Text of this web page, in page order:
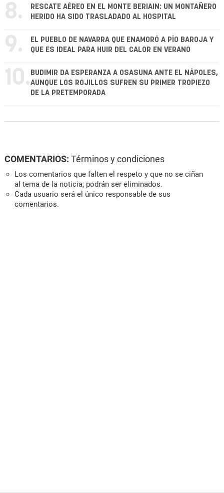
8.
RESCATE AÉREO EN EL MONTE BERIAIN: UN MONTAÑERO
HERIDO HA SIDO TRASLADADO AL HOSPITAL
9.
EL PUEBLO DE NAVARRA QUE ENAMORÓ A PÍO BAROJA Y
QUE ES IDEAL PARA HUIR DEL CALOR EN VERANO
10. BUDIMIR DA ESPERANZA A OSASUNA ANTE EL NÁPOLES,
AUNQUE LOS ROJILLOS SUFREN SU PRIMER TROPIEZO
DE LA PRETEMPORADA
COMENTARIOS: Términos y condiciones
Los comentarios que falten el respeto y que no se ciñan
al tema de la noticia, podrán ser eliminados.
Cada usuario será el único responsable de sus
comentarios.